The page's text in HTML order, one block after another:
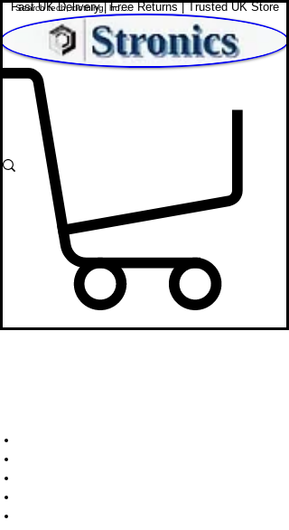
Fast UK Delivery | Free Returns | Trusted UK Store